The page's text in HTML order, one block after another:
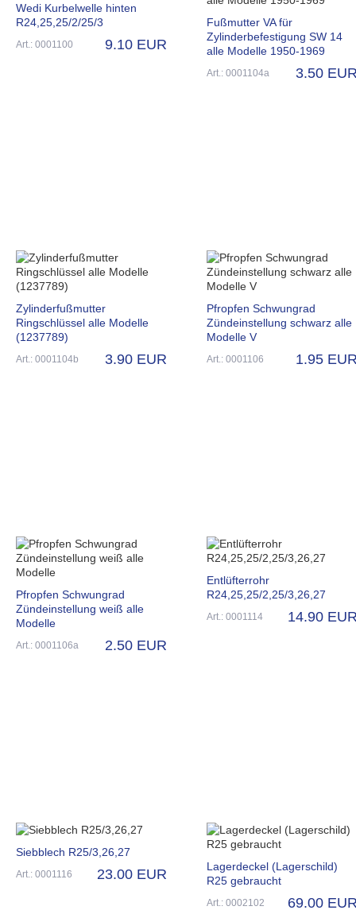
Wedi Kurbelwelle hinten
R24,25,25/2/25/3
Art.: 0001100 9.10 EUR
Fußmutter VA für
Zylinderbefestigung SW 14
alle Modelle 1950-1969
Art.: 0001104a 3.50
Zylinderfußmutter
Ringschlüssel alle Modelle
(1237789)
Art.: 0001104b 3.90 EUR
Pfropfen Schwungrad
Zündeinstellung schwarz alle
Modelle V
Art.: 0001106 1.95
Pfropfen Schwungrad
Zündeinstellung weiß alle
Modelle
Art.: 0001106a 2.50 EUR
Entlüfterrohr
R24,25,25/2,25/3,26,27
Art.: 0001114 14.90
Siebblech R25/3,26,27
Art.: 0001116 23.00 EUR
Lagerdeckel (Lagerschild)
R25 gebraucht
Art.: 0002102 69.00